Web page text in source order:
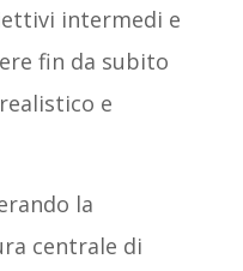
intermedi e
fin da subito
e
la
centrale di